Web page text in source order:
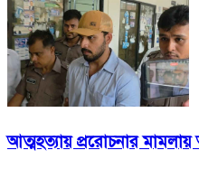
আত্মহত্যায় প্ররোচনার